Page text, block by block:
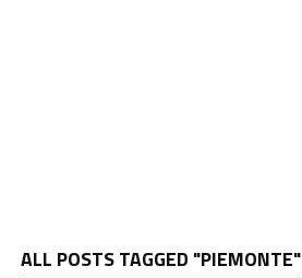
ALL POSTS TAGGED "PIEMONTE"